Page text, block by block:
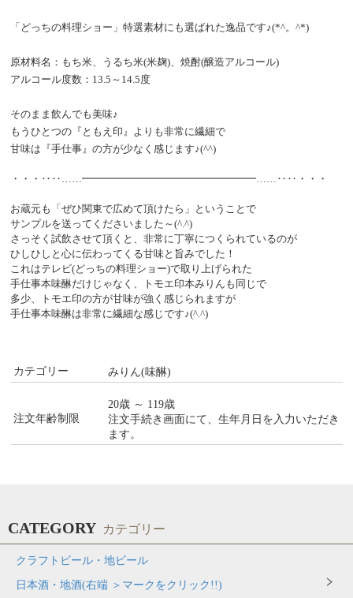
「どっちの料理ショー」特選素材にも選ばれた逸品です♪(*^。^*)
原材料名：もち米、うるち米(米麹)、焼酎(醸造アルコール)
アルコール度数：13.5～14.5度
そのまま飲んでも美味♪
もうひとつの『ともえ印』よりも非常に繊細で
甘味は『手仕事』の方が少なく感じます♪(^^)
・・・‥‥……━━━━━━━━━━━━━━━━━……‥‥・・・
お蔵元も「ぜひ関東で広めて頂けたら」ということで
サンプルを送ってくださいました～(^.^)
さっそく試飲させて頂くと、非常に丁寧につくられているのが
ひしひしと心に伝わってくる甘味と旨みでした！
これはテレビ(どっちの料理ショー)で取り上げられた
手仕事本味醂だけじゃなく、トモエ印本みりんも同じで
多少、トモエ印の方が甘味が強く感じられますが
手仕事本味醂は非常に繊細な感じです♪(^.^)
カテゴリー みりん(味醂)
注文年齢制限
20歳 ～ 119歳
注文手続き画面にて、生年月日を入力いただき
ます。
CATEGORY カテゴリー
クラフトビール・地ビール
日本酒・地酒(右端 ＞マークをクリック!!)